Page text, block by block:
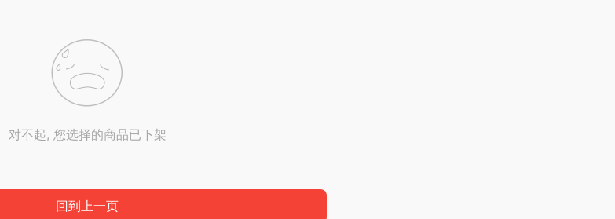
对不起, 您选择的商品已下架
回到上一页